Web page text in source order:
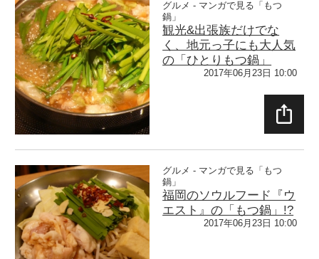
グルメ - マンガで見る「もつ
鍋」
観光&出張族だけでな
く、地元っ子にも大人気
の「ひとりもつ鍋」
2017年06月23日 10:00
グルメ - マンガで見る「もつ
鍋」
福岡のソウルフード『ウ
エスト』の「もつ鍋」!?
2017年06月23日 10:00